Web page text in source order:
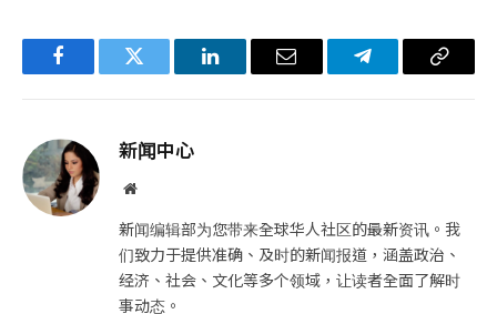
FacebookTwitter LinkedIn电
Telegram复
新闻中心
网
新闻编辑部为您带来全球华人社区的最新资讯。我
们致力于提供准确、及时的新闻报道，涵盖政治、
经济、社会、文化等多个领域，让读者全面了解时
事动态。